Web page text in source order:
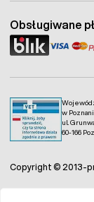
w
ul.
60-166
Obsługiwane
Copyright © 2013-